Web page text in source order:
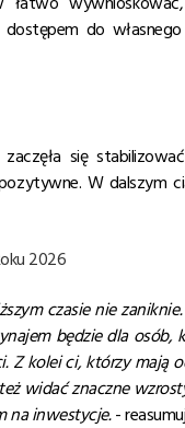
do
się
W dalszym
2026
czasie nie
będzie dla
Z kolei ci, którzy mają
widać znaczne
na inwestycje.-